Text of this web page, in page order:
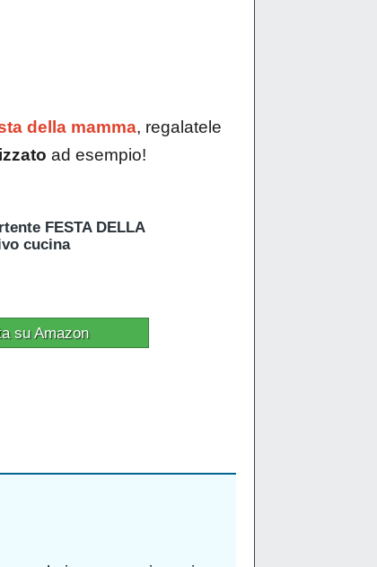
della mamma, regalatele
ad esempio!
FESTA DELLA
cucina
su Amazon